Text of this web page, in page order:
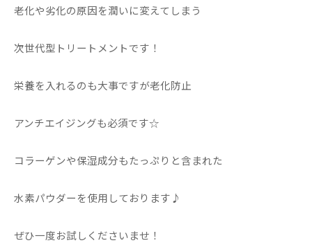
老化や劣化の原因を潤いに変えてしまう
次世代型トリートメントです！
栄養を入れるのも大事ですが老化防止
アンチエイジングも必須です☆
コラーゲンや保湿成分もたっぷりと含まれた
水素パウダーを使用しております♪
ぜひ一度お試しくださいませ！